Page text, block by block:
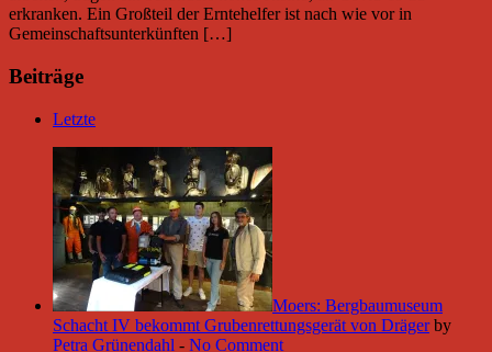
erkranken. Ein Großteil der Erntehelfer ist nach wie vor in
Gemeinschaftsunterkünften […]
Beiträge
Letzte
Moers: Bergbaumuseum
Schacht IV bekommt Grubenrettungsgerät von Dräger by
Petra Grünendahl - No Comment